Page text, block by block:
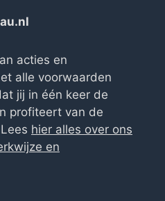
acties en
alle voorwaarden
jij in één keer de
profiteert van de
hier alles over ons
en